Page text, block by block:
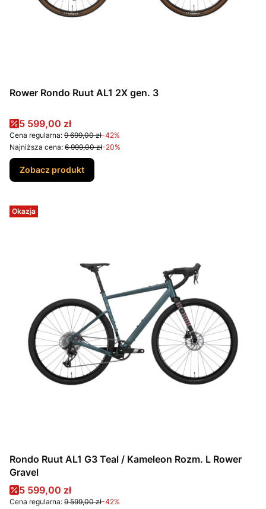
Rower Rondo Ruut AL1 2X gen. 3
Cena promocyjna
5 599,00 zł
Cena regularna: 9 699,00 zł-42%
Najniższa cena: 6 999,00 zł-20%
Zobacz produkt
Okazja
Rondo Ruut AL1 G3 Teal / Kameleon Rozm. L Rower
Gravel
Cena promocyjna
5 599,00 zł
Cena regularna: 9 599,00 zł-42%